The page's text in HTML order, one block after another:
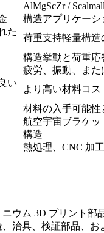
AlMgScZr /
構造アプリケー
た
荷重支持軽量構
構造挙動と荷重
疲労、振動、ま
い
より高い材料コ
材料の入手可能
航空宇宙ブラケ
構造
熱処理、CNC 加
ム 3D プリント部
具、検証部品、